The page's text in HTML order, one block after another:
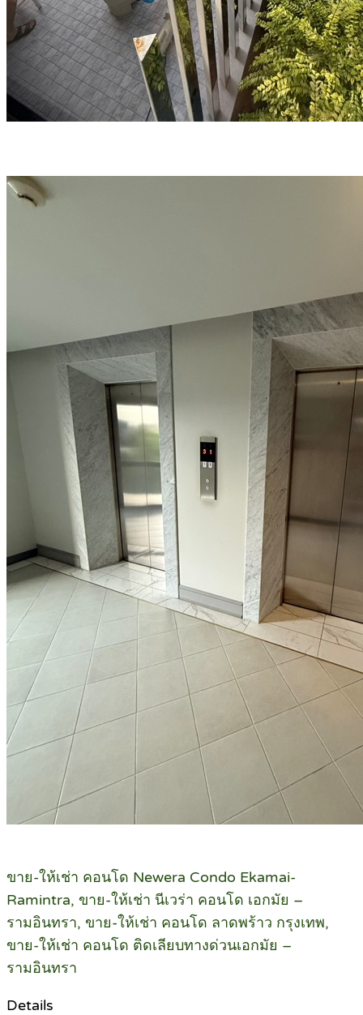
ขาย-ให้เช่า คอนโด Newera Condo Ekamai-
Ramintra, ขาย-ให้เช่า นีเวร่า คอนโด เอกมัย –
รามอินทรา, ขาย-ให้เช่า คอนโด ลาดพร้าว กรุงเทพ,
ขาย-ให้เช่า คอนโด ติดเลียบทางด่วนเอกมัย –
รามอินทรา
Details